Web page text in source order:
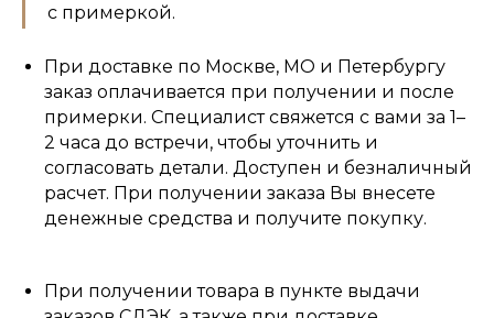
с примеркой.
При доставке по Москве, МО и Петербургу
заказ оплачивается при получении и после
примерки. Специалист свяжется с вами за 1–
2 часа до встречи, чтобы уточнить и
согласовать детали. Доступен и безналичный
расчет. При получении заказа Вы внесете
денежные средства и получите покупку.
При получении товара в пункте выдачи